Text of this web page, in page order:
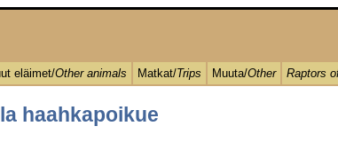
eläimet/Other animals Matkat/Trips Muuta/Other Raptors
haahkapoikue